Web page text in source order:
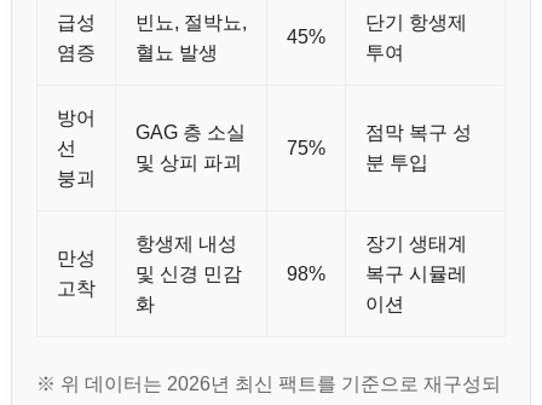
급성
염증
빈뇨, 절박뇨,
혈뇨 발생
45%
단기 항생제
투여
방어
선
붕괴
GAG 층 소실
및 상피 파괴
75%
점막 복구 성
분 투입
만성
고착
항생제 내성
및 신경 민감
화
98%
장기 생태계
복구 시뮬레
이션
※ 위 데이터는 2026년 최신 팩트를 기준으로 재구성되